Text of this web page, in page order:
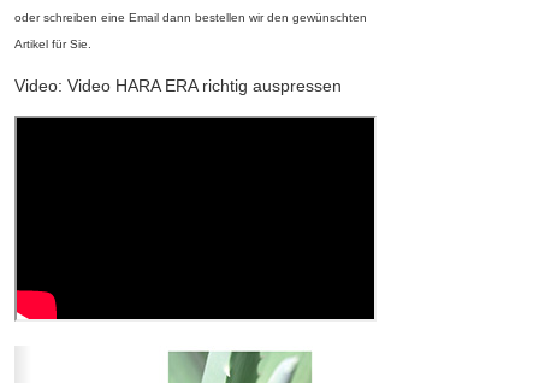
oder schreiben eine Email dann bestellen wir den gewünschten
Artikel für Sie.
Video: Video HARA ERA richtig auspressen